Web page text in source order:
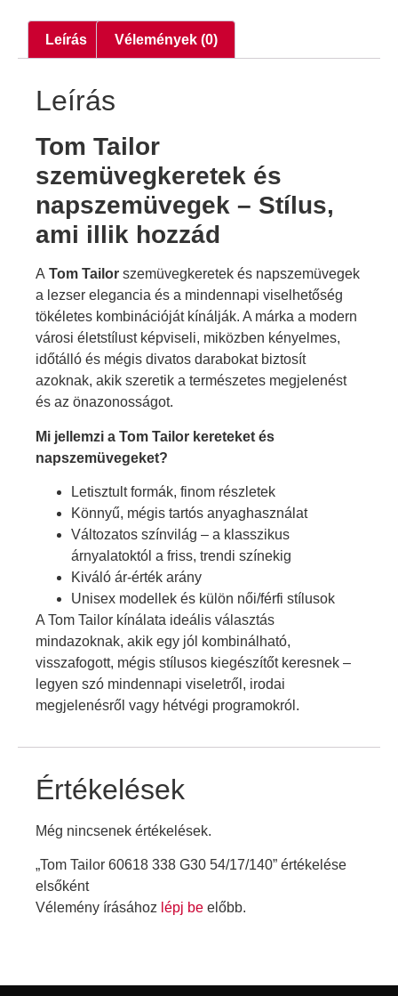
Leírás Vélemények (0)
Leírás
Tom Tailor
szemüvegkeretek és
napszemüvegek – Stílus,
ami illik hozzád
A Tom Tailor szemüvegkeretek és napszemüvegek
a lezser elegancia és a mindennapi viselhetőség
tökéletes kombinációját kínálják. A márka a modern
városi életstílust képviseli, miközben kényelmes,
időtálló és mégis divatos darabokat biztosít
azoknak, akik szeretik a természetes megjelenést
és az önazonosságot.
Mi jellemzi a Tom Tailor kereteket és
napszemüvegeket?
Letisztult formák, finom részletek
Könnyű, mégis tartós anyaghasználat
Változatos színvilág – a klasszikus
árnyalatoktól a friss, trendi színekig
Kiváló ár-érték arány
Unisex modellek és külön női/férfi stílusok
A Tom Tailor kínálata ideális választás
mindazoknak, akik egy jól kombinálható,
visszafogott, mégis stílusos kiegészítőt keresnek –
legyen szó mindennapi viseletről, irodai
megjelenésről vagy hétvégi programokról.
Értékelések
Még nincsenek értékelések.
„Tom Tailor 60618 338 G30 54/17/140” értékelése
elsőként
Vélemény írásához lépj be előbb.